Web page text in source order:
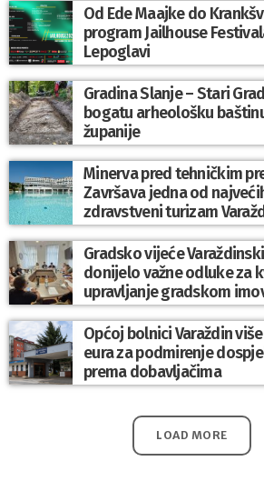
Od Ede Maajke do
program Jailhouse
Lepoglavi
Gradina Slanje – Stari
bogatu arheološku
županije
Minerva pred tehničkim
Završava jedna od
zdravstveni turizam
Gradsko vijeće
donijelo važne odluke za
upravljanje gradskom
komunalnim sustavom
Općoj bolnici Varaždin
eura za podmirenje
prema dobavljačima
LOAD MORE